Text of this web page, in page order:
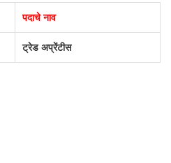
पदाचे नाव
ट्रेड अप्रेंटीस